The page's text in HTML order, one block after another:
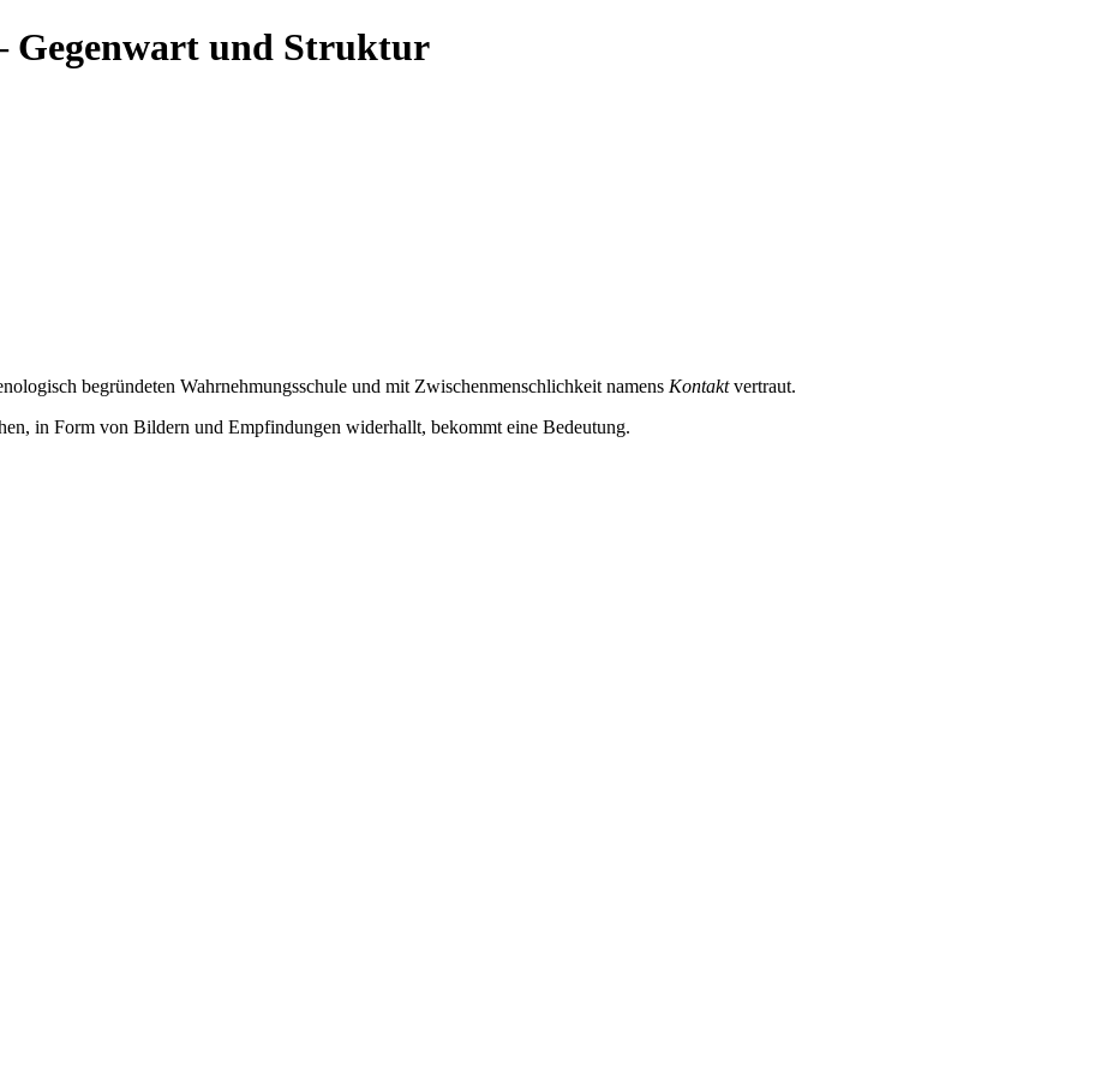
und Struktur
begründeten Wahrnehmungsschule und mit Zwischenmenschlichkeit namens Kontaktvertraut.
in Form von Bildern und Empfindungen widerhallt, bekommt eine Bedeutung.